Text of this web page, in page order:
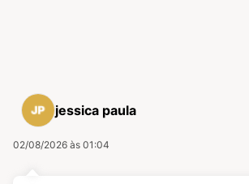
jessica paula
02/08/2026 às 01:04